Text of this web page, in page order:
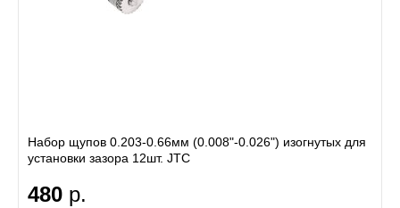
Набор щупов 0.203-0.66мм (0.008"-0.026") изогнутых для
установки зазора 12шт. JTC
480 р.